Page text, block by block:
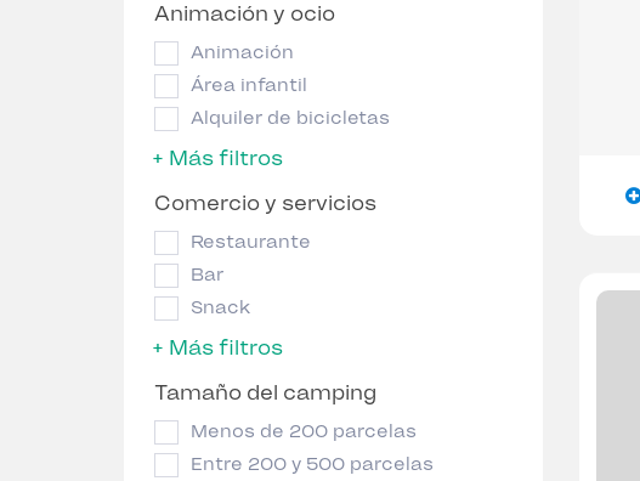
Animación y ocio
Animación
Área infantil
Alquiler de bicicletas
+ Más filtros
Comercio y servicios
Restaurante
Bar
Snack
+ Más filtros
Tamaño del camping
Menos de 200 parcelas
Entre 200 y 500 parcelas